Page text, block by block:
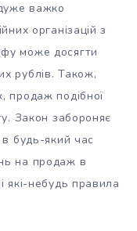
важко
організацій з
може досягти
рублів. Також,
продаж подібної
Закон забороняє
в будь-який час
на продаж в
які-небудь правила